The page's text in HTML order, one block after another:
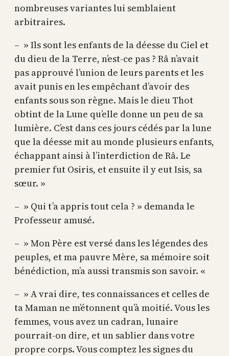
nombreuses variantes lui semblaient
arbitraires.
– » Ils sont les enfants de la déesse du Ciel et
du dieu de la Terre, n’est-ce pas ? Râ n’avait
pas approuvé l’union de leurs parents et les
avait punis en les empêchant d’avoir des
enfants sous son règne. Mais le dieu Thot
obtint de la Lune qu’elle donne un peu de sa
lumière. C’est dans ces jours cédés par la lune
que la déesse mit au monde plusieurs enfants,
échappant ainsi à l’interdiction de Râ. Le
premier fut Osiris, et ensuite il y eut Isis, sa
sœur. »
– » Qui t’a appris tout cela ? » demanda le
Professeur amusé.
– » Mon Père est versé dans les légendes des
peuples, et ma pauvre Mère, sa mémoire soit
bénédiction, m’a aussi transmis son savoir. «
– » A vrai dire, tes connaissances et celles de
ta Maman ne m’étonnent qu’à moitié. Vous les
femmes, vous avez un cadran, lunaire
pourrait-on dire, et un sablier dans votre
propre corps. Vous comptez les signes du